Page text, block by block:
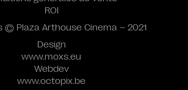
Design
www.moxs.eu
Webdev
www.octopix.be
ROI
© Plaza Arthouse Cinema – 2021